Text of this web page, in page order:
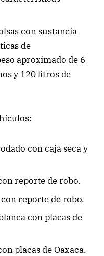
con sustancia
de
aproximado de 6
y 120 litros de
con caja seca y
reporte de robo.
reporte de robo.
con placas de
placas de Oaxaca.